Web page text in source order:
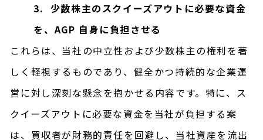
3. 少数株主のスクイーズアウトに必要な資金
を、AGP 自身に負担させる
これらは、当社の中立性および少数株主の権利を著
しく軽視するものであり、健全かつ持続的な企業運
営に対し深刻な懸念を抱かせる内容です。特に、ス
クイーズアウトに必要な資金を当社が負担する案
は、買収者が財務的責任を回避し、当社資産を流出